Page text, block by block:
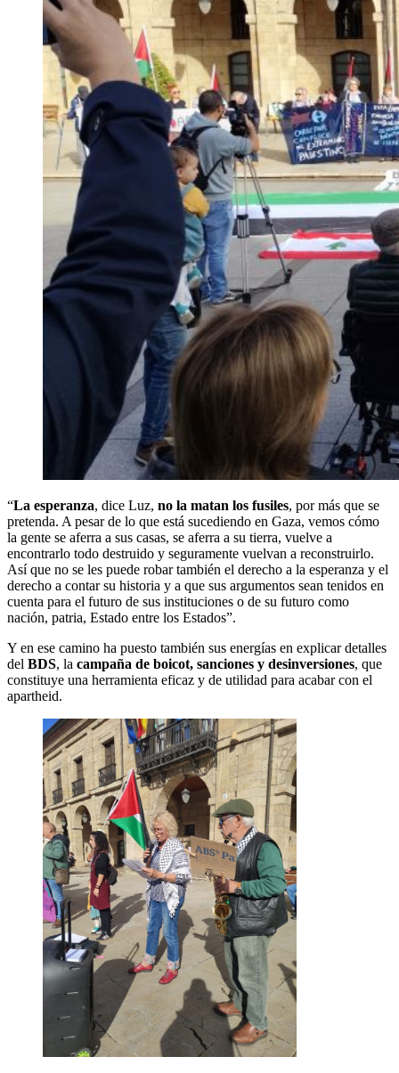
“La esperanza, dice Luz, no la matan los fusiles, por más que se
pretenda. A pesar de lo que está sucediendo en Gaza, vemos cómo
la gente se aferra a sus casas, se aferra a su tierra, vuelve a
encontrarlo todo destruido y seguramente vuelvan a reconstruirlo.
Así que no se les puede robar también el derecho a la esperanza y el
derecho a contar su historia y a que sus argumentos sean tenidos en
cuenta para el futuro de sus instituciones o de su futuro como
nación, patria, Estado entre los Estados”.
Y en ese camino ha puesto también sus energías en explicar detalles
del BDS, la campaña de boicot, sanciones y desinversiones, que
constituye una herramienta eficaz y de utilidad para acabar con el
apartheid.